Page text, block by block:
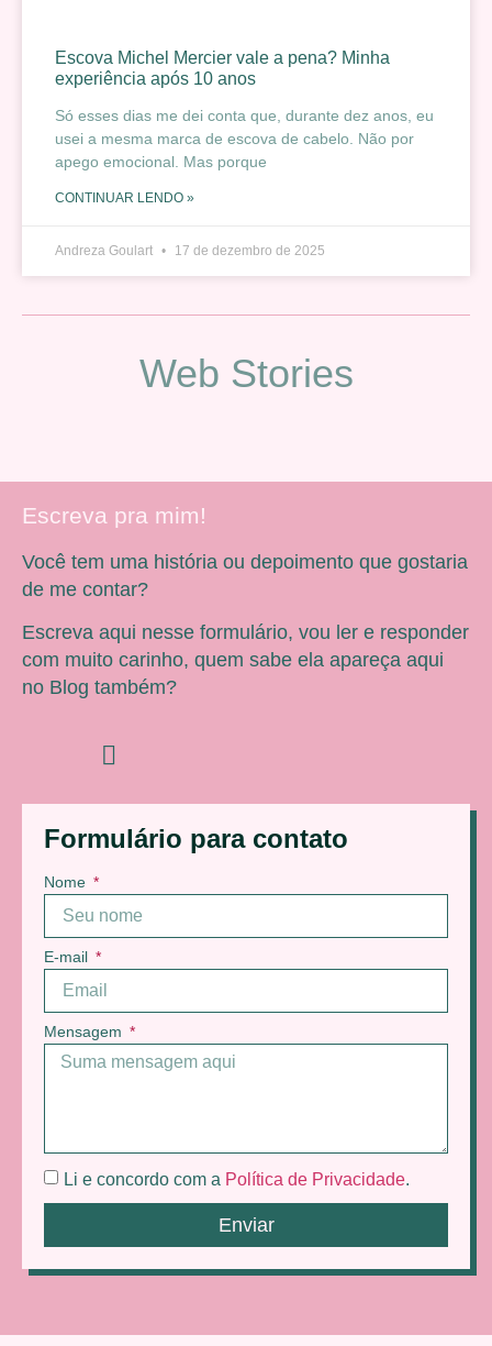
Escova Michel Mercier vale a pena? Minha
experiência após 10 anos
Só esses dias me dei conta que, durante dez anos, eu
usei a mesma marca de escova de cabelo. Não por
apego emocional. Mas porque
CONTINUAR LENDO »
Andreza Goulart 17 de dezembro de 2025
Web Stories
Formulário para contato
Nome
E-mail
Mensagem
Li e concordo com a Política de Privacidade
Enviar
Escreva pra mim!
Você tem uma história ou depoimento que gostaria
de me contar?
Escreva aqui nesse formulário, vou ler e responder
com muito carinho, quem sabe ela apareça aqui
no Blog também?